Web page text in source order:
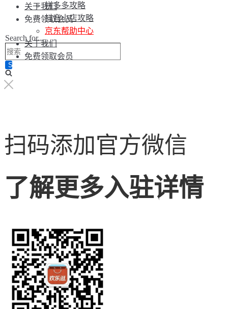
关于我们
免费领取会员
Search for...
拼多多攻略
抖音小店攻略
京东帮助中心
关于我们
免费领取会员
扫码添加官方微信
了解更多入驻详情